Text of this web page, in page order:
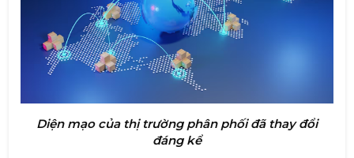
Diện mạo của thị trường phân phối đã thay đổi
đáng kể